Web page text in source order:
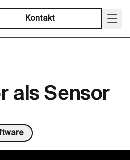
Kontakt
als Sensor